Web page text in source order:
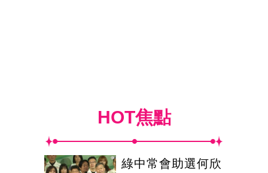
HOT焦點
綠中常會助選何欣